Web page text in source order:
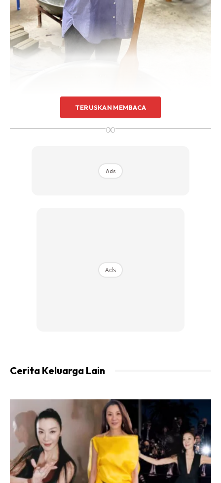
Tunku Azizahmemuat naik gambar satu insiden
kecederaan yang dialaminya baru-baru ini.
mendapat perhatian ramai. Termasuklah foto kakinya yang
Ads
TERUSKAN MEMBACA
∞
Ads
Ads
Cerita Keluarga Lain